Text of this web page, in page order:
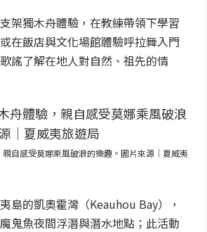
架獨木舟體驗，在教練帶領下學習
在飯店與文化場館體驗呼拉舞入門
謠了解在地人對自然、祖先的情
自感受莫娜乘風破浪的樂趣。圖片來源｜夏威夷
島的凱奧霍灣（Keauhou Bay），
鬼魚夜間浮潛與潛水地點；此活動